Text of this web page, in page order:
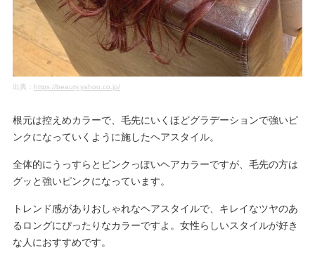
出典： https://beauty.yahoo.co.jp/
根元は控えめカラーで、毛先にいくほどグラデーションで強いピ
ンクになっていくように施したヘアスタイル。
全体的にうっすらとピンクっぽいヘアカラーですが、毛先の方は
グッと強いピンクになっています。
トレンド感がありおしゃれなヘアスタイルで、キレイなツヤのあ
るロングにぴったりなカラーですよ。女性らしいスタイルが好き
な人におすすめです。